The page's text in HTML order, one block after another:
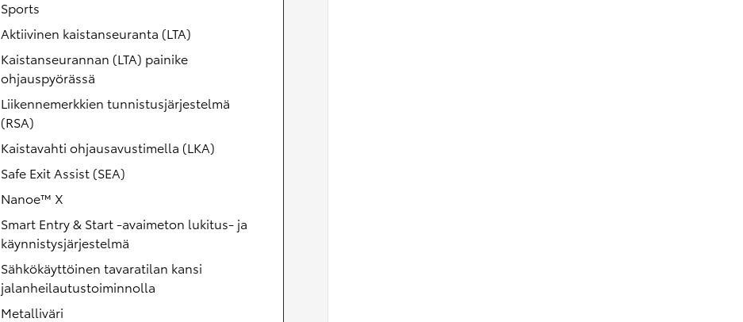
Sports
Aktiivinen kaistanseuranta (LTA)
Kaistanseurannan (LTA) painike
ohjauspyörässä
Liikennemerkkien tunnistusjärjestelmä
(RSA)
Kaistavahti ohjausavustimella (LKA)
Safe Exit Assist (SEA)
Nanoe™ X
Smart Entry & Start -avaimeton lukitus- ja
käynnistysjärjestelmä
Sähkökäyttöinen tavaratilan kansi
jalanheilautustoiminnolla
Metalliväri